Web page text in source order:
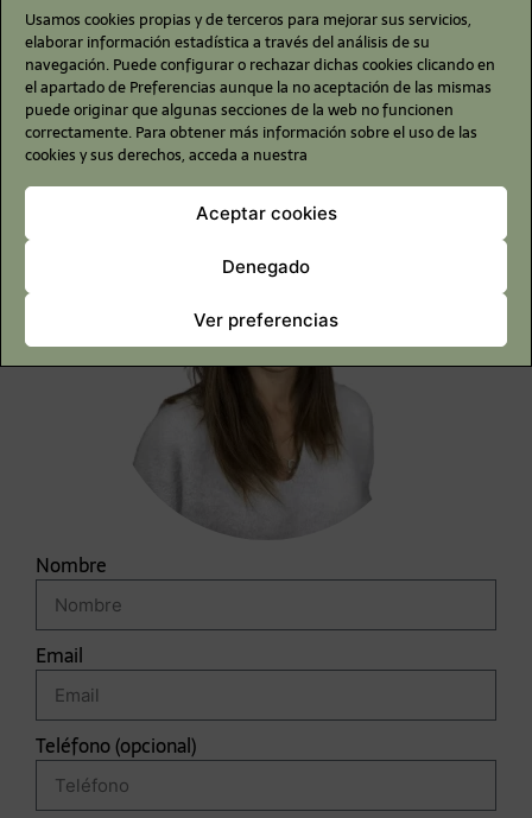
Usamos cookies propias y de terceros para mejorar sus servicios,
elaborar información estadística a través del análisis de su
navegación. Puede configurar o rechazar dichas cookies clicando en
el apartado de Preferencias aunque la no aceptación de las mismas
puede originar que algunas secciones de la web no funcionen
correctamente. Para obtener más información sobre el uso de las
cookies y sus derechos, acceda a nuestra
Aceptar cookies
Denegado
Ver preferencias
Contacta
Nombre
Email
Teléfono (opcional)